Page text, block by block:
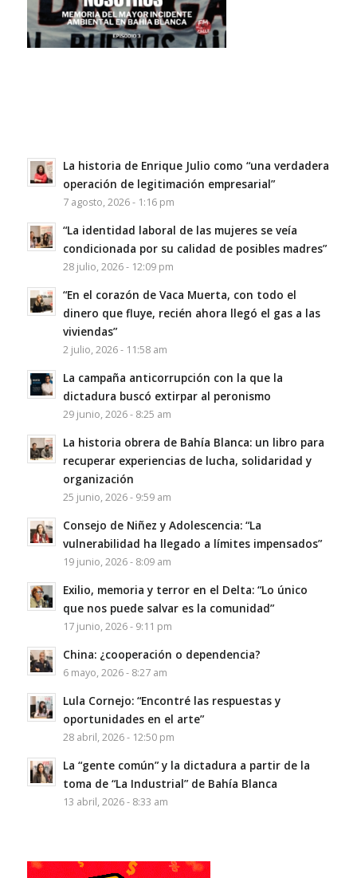
La historia de Enrique Julio como “una verdadera
operación de legitimación empresarial”
7 agosto, 2026 - 1:16 pm
“La identidad laboral de las mujeres se veía
condicionada por su calidad de posibles madres”
28 julio, 2026 - 12:09 pm
“En el corazón de Vaca Muerta, con todo el
dinero que fluye, recién ahora llegó el gas a las
viviendas”
2 julio, 2026 - 11:58 am
La campaña anticorrupción con la que la
dictadura buscó extirpar al peronismo
29 junio, 2026 - 8:25 am
La historia obrera de Bahía Blanca: un libro para
recuperar experiencias de lucha, solidaridad y
organización
25 junio, 2026 - 9:59 am
Consejo de Niñez y Adolescencia: “La
vulnerabilidad ha llegado a límites impensados”
19 junio, 2026 - 8:09 am
Exilio, memoria y terror en el Delta: “Lo único
que nos puede salvar es la comunidad”
17 junio, 2026 - 9:11 pm
China: ¿cooperación o dependencia?
6 mayo, 2026 - 8:27 am
Lula Cornejo: “Encontré las respuestas y
oportunidades en el arte”
28 abril, 2026 - 12:50 pm
La “gente común” y la dictadura a partir de la
toma de “La Industrial” de Bahía Blanca
13 abril, 2026 - 8:33 am